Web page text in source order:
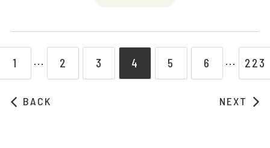
BACK
1 ⋯ 2 3 4 5 6 ⋯ 223
NEXT